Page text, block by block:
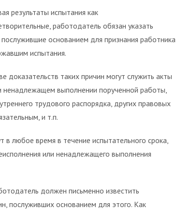
результаты испытания как
работодатель обязан указать
основанием для признания работника
испытания.
доказательств таких причин могут служить акты
выполнении порученной работы,
трудового распорядка, других правовых
и т.п.
любое время в течение испытательного срока,
или ненадлежащего выполнения
должен письменно известить
послуживших основанием для этого. Как